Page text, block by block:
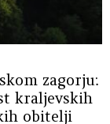
zagorju:
kraljevskih
obitelji